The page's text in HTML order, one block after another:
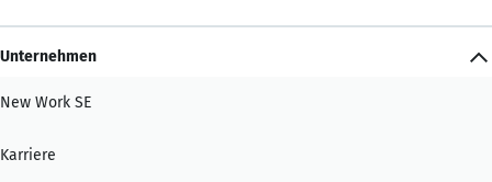
Unternehmen
New Work SE
Karriere